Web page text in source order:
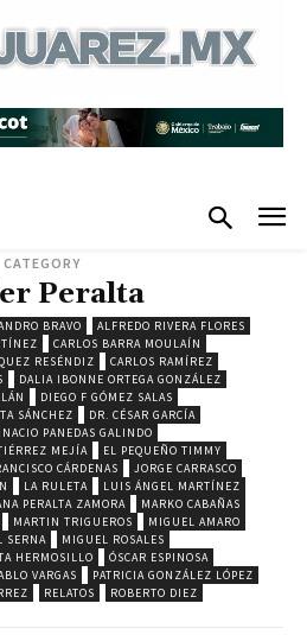
CATEGORY
Peralta
BRAVO
ALFREDO RIVERA FLORES
CARLOS BARRA MOULAÍN
RESÉNDIZ
CARLOS RAMÍREZ
DALIA IBONNE ORTEGA GONZÁLEZ
DIEGO F GÓMEZ SALAS
SÁNCHEZ
DR. CÉSAR GARCÍA
PANEDAS GALINDO
MEJÍA
EL PEQUEÑO TIMMY
CÁRDENAS
JORGE CARRASCO
LA RULETA
LUIS ÁNGEL MARTÍNEZ
PERALTA ZAMORA
MARKO CABAÑAS
MARTIN TRIGUEROS
MIGUEL AMARO
SERNA
MIGUEL ROSALES
HERMOSILLO
ÓSCAR ESPINOSA
VARGAS
PATRICIA GONZÁLEZ LÓPEZ
RELATOS ROBERTO DIEZ